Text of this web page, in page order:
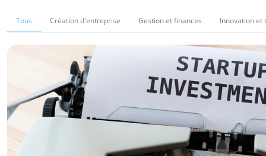
Tous Création d'entreprise Gestion et finances Innovation et